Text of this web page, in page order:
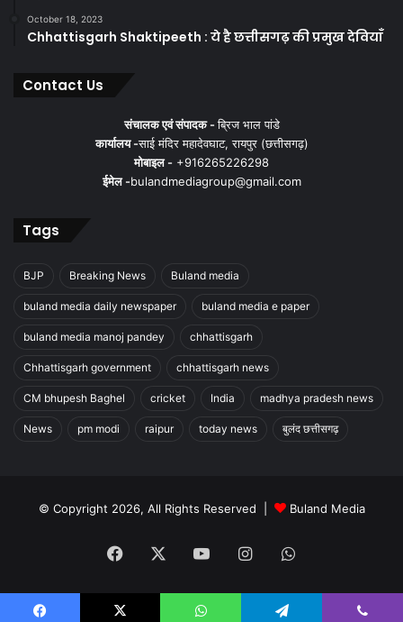
October 18, 2023
Chhattisgarh Shaktipeeth : ये है छत्तीसगढ़ की प्रमुख देवियाँ
Contact Us
संचालक एवं संपादक -ब्रिज भाल पांडे
कार्यालय -साई मंदिर महादेवघाट, रायपुर (छत्तीसगढ़)
मोबाइल - +916265226298
ईमेल -bulandmediagroup@gmail.com
Tags
BJP Breaking News Buland media
buland media daily newspaper buland media e paper
buland media manoj pandey chhattisgarh
Chhattisgarh government chhattisgarh news
CM bhupesh Baghel cricket India madhya pradesh news
News pm modi raipur today news बुलंद छत्तीसगढ़
© Copyright 2026, All Rights Reserved | Buland Media
Facebook YouTubeInstagramWhatsApp